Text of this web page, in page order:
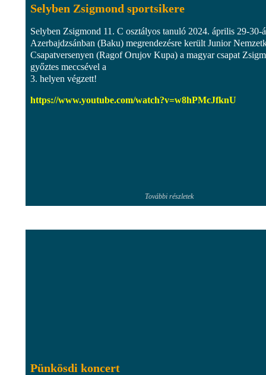
Selyben Zsigmond sportsikere
Selyben Zsigmond 11. C osztályos tanuló 2024. április 29-30-
Azerbajdzsánban (Baku) megrendezésre került Junior
Csapatversenyen (Ragof Orujov Kupa) a magyar csapat
győztes meccsével a
3. helyen végzett!
https://www.youtube.com/watch?v=w8hPMcJfknU
További részletek
Pünkösdi koncert